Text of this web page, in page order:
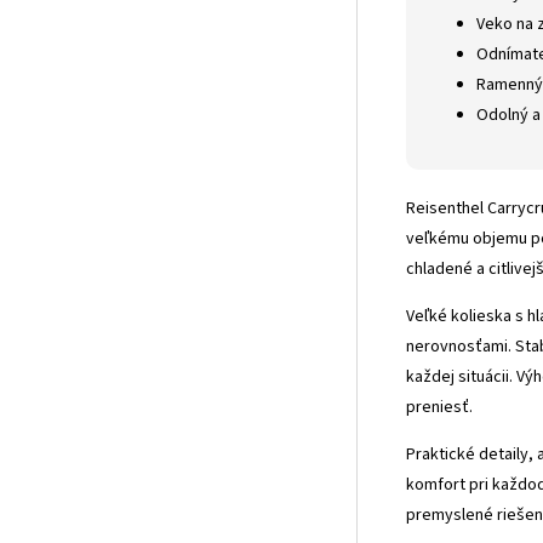
Veko na
Odolný
Reisenthel
veľkému objemu
chladené a
Veľké kolieska s
nerovnosťami.
každej situácii.
preniesť.
Praktické detaily,
komfort pri
premyslené